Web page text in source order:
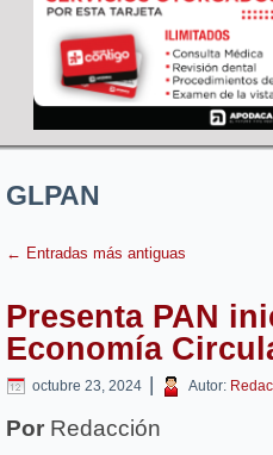
GLPAN
← Entradas más antiguas
Presenta PAN
Economía
octubre 23, 2024 | Autor:
Por Redacción